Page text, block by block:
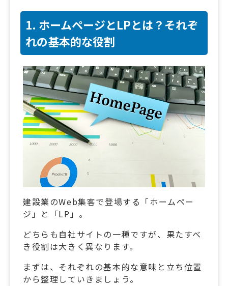
1. ホームページとLPとは？それぞ
れの基本的な役割
建設業のWeb集客で登場する「ホームペー
ジ」と「LP」。
どちらも自社サイトの一種ですが、果たすべ
き役割は大きく異なります。
まずは、それぞれの基本的な意味と立ち位置
から整理していきましょう。